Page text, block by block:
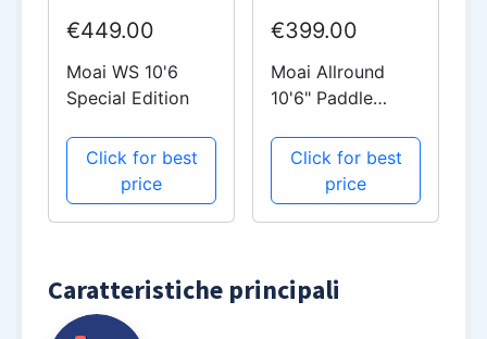
€449.00
Moai WS 10'6
Special Edition
Click for best
price
€399.00
Moai Allround
10'6" Paddle
Package
Click for best
price
Caratteristiche principali